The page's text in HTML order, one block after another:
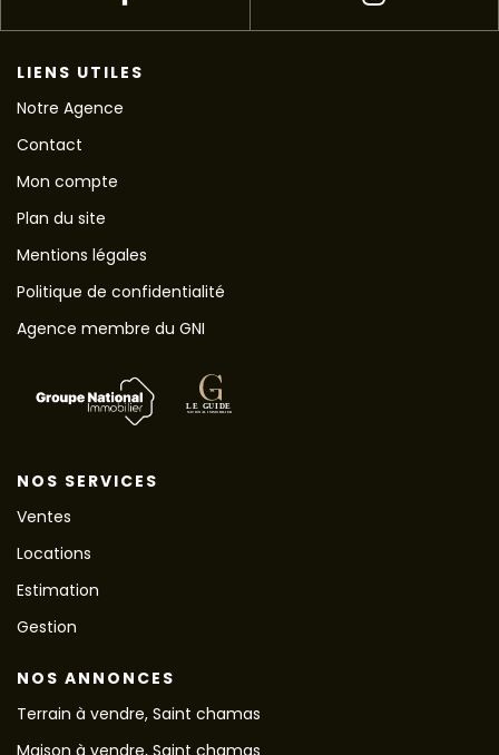
LIENS UTILES
Notre Agence
Contact
Mon compte
Plan du site
Mentions légales
Politique de confidentialité
Agence membre du GNI
NOS SERVICES
Ventes
Locations
Estimation
Gestion
NOS ANNONCES
Terrain à vendre, Saint chamas
Maison à vendre, Saint chamas